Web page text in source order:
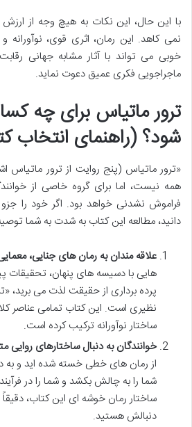
با این حال، این نکات به هیچ وجه از
نمی کاهد. این رمان، اثری قوی،
خوبی می تواند با آثار مشابه جهانی
ماجراجویی فکری عمیق دعوت نماید.
ترور ماتیاس برای چه
شود؟ (راهنمای انتخاب
«ترور ماتیاس (پنج روایت از ترور ماتیاس
همه نیست، اما برای گروه خاصی از
فراموش نشدنی خواهد بود. اگر خود را
دانید، مطالعه این کتاب به شدت به شما
علاقه مندان به رمان های جنایی،
هایی با دسیسه های پنهان، تحقیقات
پرده برداری از حقیقت لذت می برید،
نظیری است. این کتاب تمامی عناصر
ساختار نوآورانه ترکیب کرده است.
خوانندگان به دنبال ساختارهای روایی
از رمان های خطی خسته شده اید و به
شما را به چالش بکشد و شما را در
ساختار رمان خوشه ای این کتاب،
دنبالش هستید.